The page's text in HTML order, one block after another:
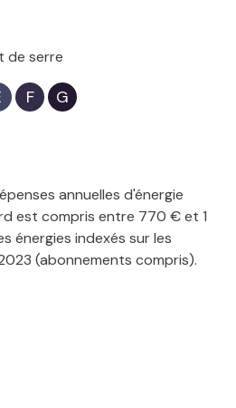
de serre
F G
annuelles d'énergie
est compris entre 770 € et 1
énergies indexés sur les
(abonnements compris).